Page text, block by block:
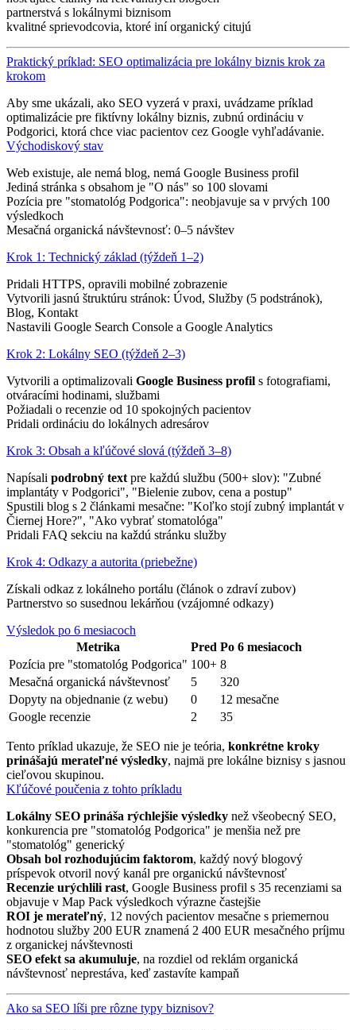
partnerstvá s lokálnymi biznisom
kvalitné sprievodcovia, ktoré iní organický citujú
Praktický príklad: SEO optimalizácia pre lokálny biznis krok za
krokom
Aby sme ukázali, ako SEO vyzerá v praxi, uvádzame príklad
optimalizácie pre fiktívny lokálny biznis, zubnú ordináciu v
Podgorici, ktorá chce viac pacientov cez Google vyhľadávanie.
Východiskový stav
Web existuje, ale nemá blog, nemá Google Business profil
Jediná stránka s obsahom je "O nás" so 100 slovami
Pozícia pre "stomatológ Podgorica": neobjavuje sa v prvých 100
výsledkoch
Mesačná organická návštevnosť: 0–5 návštev
Krok 1: Technický základ (týždeň 1–2)
Pridali HTTPS, opravili mobilné zobrazenie
Vytvorili jasnú štruktúru stránok: Úvod, Služby (5 podstránok),
Blog, Kontakt
Nastavili Google Search Console a Google Analytics
Krok 2: Lokálny SEO (týždeň 2–3)
Vytvorili a optimalizovali Google Business profil s fotografiami,
otváracími hodinami, službami
Požiadali o recenzie od 10 spokojných pacientov
Pridali ordináciu do lokálnych adresárov
Krok 3: Obsah a kľúčové slová (týždeň 3–8)
Napísali podrobný text pre každú službu (500+ slov): "Zubné
implantáty v Podgorici", "Bielenie zubov, cena a postup"
Spustili blog s 2 článkami mesačne: "Koľko stojí zubný implantát v
Čiernej Hore?", "Ako vybrať stomatológa"
Pridali FAQ sekciu na každú stránku služby
Krok 4: Odkazy a autorita (priebežne)
Získali odkaz z lokálneho portálu (článok o zdraví zubov)
Partnerstvo so susednou lekárňou (vzájomné odkazy)
Výsledok po 6 mesiacoch
Metrika
Pred Po 6 mesiacoch
Pozícia pre "stomatológ Podgorica" 100+ 8
Mesačná organická návštevnosť
5
320
Dopyty na objednanie (z webu)
0
12 mesačne
Google recenzie
2 35
Tento príklad ukazuje, že SEO nie je teória, konkrétne kroky
prinášajú merateľné výsledky, najmä pre lokálne biznisy s jasnou
cieľovou skupinou.
Kľúčové poučenia z tohto príkladu
Lokálny SEO prináša rýchlejšie výsledky než všeobecný SEO,
konkurencia pre "stomatológ Podgorica" je menšia než pre
"stomatológ" generický
Obsah bol rozhodujúcim faktorom, každý nový blogový
príspevok otvoril nový kanál pre organickú návštevnosť
Recenzie urýchlili rast, Google Business profil s 35 recenziami sa
objavuje v Map Pack výsledkoch výrazne častejšie
ROI je merateľný, 12 nových pacientov mesačne s priemernou
hodnotou služby 200 EUR znamená 2 400 EUR mesačného príjmu
z organickej návštevnosti
SEO efekt sa akumuluje, na rozdiel od reklám organická
návštevnosť neprestáva, keď zastavíte kampaň
Ako sa SEO líši pre rôzne typy biznisov?